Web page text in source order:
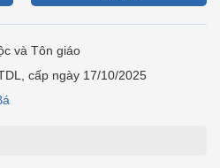
và Tôn giáo
cấp ngày 17/10/2025